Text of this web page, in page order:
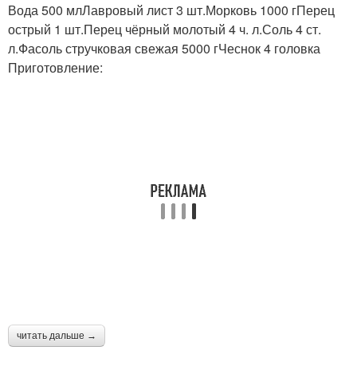
Вода 500 млЛавровый лист 3 шт.Морковь 1000 гПерец
острый 1 шт.Перец чёрный молотый 4 ч. л.Соль 4 ст.
л.Фасоль стручковая свежая 5000 гЧеснок 4 головка
Приготовление:
читать дальше →